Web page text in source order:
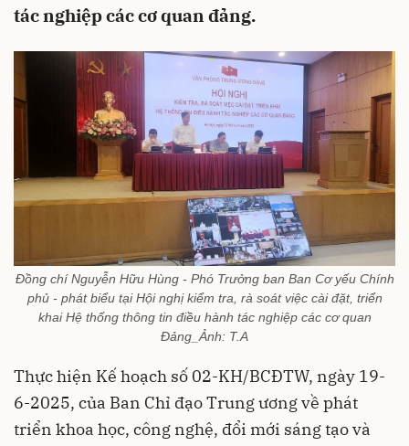
tác nghiệp các cơ quan đảng.
Đồng chí Nguyễn Hữu Hùng - Phó Trưởng ban Ban Cơ yếu Chính
phủ - phát biểu tại Hội nghị kiểm tra, rà soát việc cài đặt, triển
khai Hệ thống thông tin điều hành tác nghiệp các cơ quan
Đảng_Ảnh: T.A
Thực hiện Kế hoạch số 02-KH/BCĐTW, ngày 19-
6-2025, của Ban Chỉ đạo Trung ương về phát
triển khoa học, công nghệ, đổi mới sáng tạo và